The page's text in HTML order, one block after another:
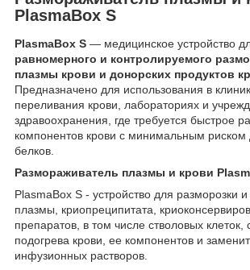
PlasmaBox S
PlasmaBox S — медицинское устройство
равномерного и контролируемого
плазмы крови и донорских продуктов
Предназначено для использования в
переливания крови, лабораториях и
здравоохранения, где требуется быстрое
компонентов крови с минимальным риском
белков.
Размораживатель плазмы и крови
PlasmaBox S - устройство для разморозки
плазмы, криопреципитата,
препаратов, в том числе стволовых клеток,
подогрева крови, ее компонентов и
инфузионных растворов.